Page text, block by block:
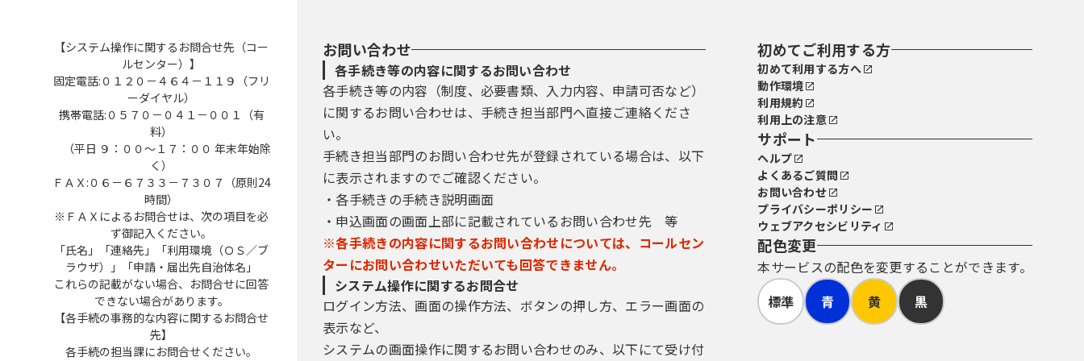
【システム操作に関するお問合せ先（コー
ルセンター）】
固定電話:０１２０－４６４－１１９（フリ
ーダイヤル）
携帯電話:０５７０－０４１－００１（有
料）
（平日 ９：００～１７：００ 年末年始除
く）
ＦＡＸ:０６－６７３３－７３０７（原則24
時間）
※ＦＡＸによるお問合せは、次の項目を必
ず御記入ください。
「氏名」「連絡先」「利用環境（ＯＳ／ブ
ラウザ）」「申請・届出先自治体名」
これらの記載がない場合、お問合せに回答
できない場合があります。
【各手続の事務的な内容に関するお問合せ
先】
各手続の担当課にお問合せください。
お問い合わせ
各手続き等の内容に関するお問い合わせ
各手続き等の内容（制度、必要書類、入力内容、申請可否など）
に関するお問い合わせは、手続き担当部門へ直接ご連絡くださ
い。
手続き担当部門のお問い合わせ先が登録されている場合は、以下
に表示されますのでご確認ください。
・各手続きの手続き説明画面
・申込画面の画面上部に記載されているお問い合わせ先 等
※各手続きの内容に関するお問い合わせについては、コールセン
ターにお問い合わせいただいても回答できません。
システム操作に関するお問合せ
ログイン方法、画面の操作方法、ボタンの押し方、エラー画面の
表示など、
システムの画面操作に関するお問い合わせのみ、以下にて受け付
初めてご利用する方
初めて利用する方へ
動作環境
利用規約
利用上の注意
サポート
ヘルプ
よくあるご質問
お問い合わせ
プライバシーポリシー
ウェブアクセシビリティ
配色変更
本サービスの配色を変更することができます。
標準
青 黄 黒